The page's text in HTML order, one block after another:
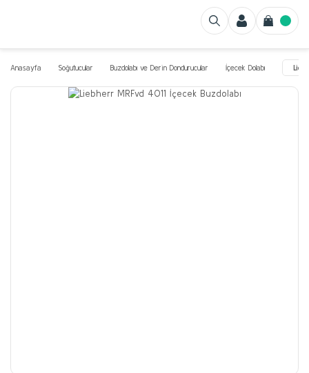
Anasayfa Soğutucular Buzdolabı ve Derin Dondurucular İçecek Dolabı